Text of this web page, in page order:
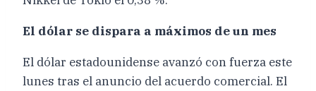
El dólar se dispara a máximos de un mes
El dólar estadounidense avanzó con fuerza este
lunes tras el anuncio del acuerdo comercial. El